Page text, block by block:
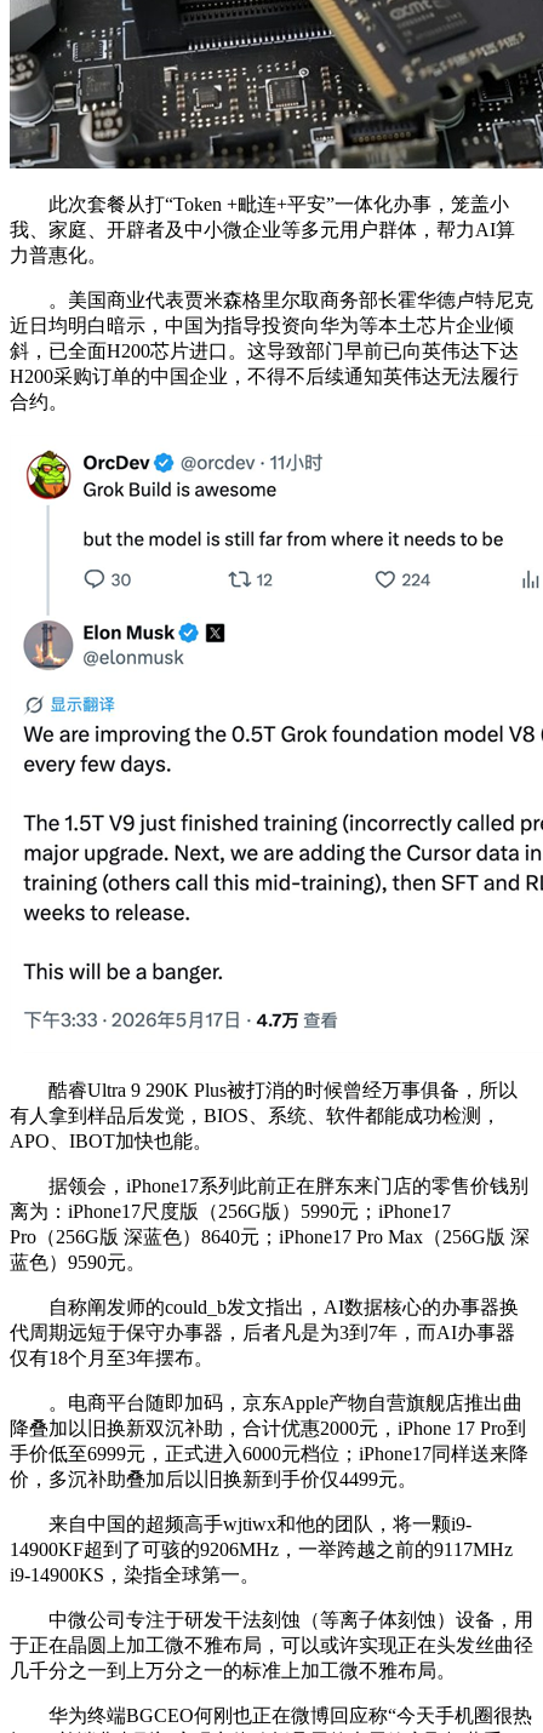
此次套餐从打“Token +毗连+平安”一体化办事，笼盖小
我、家庭、开辟者及中小微企业等多元用户群体，帮力AI算
力普惠化。
。美国商业代表贾米森格里尔取商务部长霍华德卢特尼克
近日均明白暗示，中国为指导投资向华为等本土芯片企业倾
斜，已全面H200芯片进口。这导致部门早前已向英伟达下达
H200采购订单的中国企业，不得不后续通知英伟达无法履行
合约。
酷睿Ultra 9 290K Plus被打消的时候曾经万事俱备，所以
有人拿到样品后发觉，BIOS、系统、软件都能成功检测，
APO、IBOT加快也能。
据领会，iPhone17系列此前正在胖东来门店的零售价钱别
离为：iPhone17尺度版（256G版）5990元；iPhone17
Pro（256G版 深蓝色）8640元；iPhone17 Pro Max（256G版 深
蓝色）9590元。
自称阐发师的could_b发文指出，AI数据核心的办事器换
代周期远短于保守办事器，后者凡是为3到7年，而AI办事器
仅有18个月至3年摆布。
。电商平台随即加码，京东Apple产物自营旗舰店推出曲
降叠加以旧换新双沉补助，合计优惠2000元，iPhone 17 Pro到
手价低至6999元，正式进入6000元档位；iPhone17同样送来降
价，多沉补助叠加后以旧换新到手价仅4499元。
来自中国的超频高手wjtiwx和他的团队，将一颗i9-
14900KF超到了可骇的9206MHz，一举跨越之前的9117MHz
i9-14900KS，染指全球第一。
中微公司专注于研发干法刻蚀（等离子体刻蚀）设备，用
于正在晶圆上加工微不雅布局，可以或许实现正在头发丝曲径
几千分之一到上万分之一的标准上加工微不雅布局。
华为终端BGCEO何刚也正在微博回应称“今天手机圈很热